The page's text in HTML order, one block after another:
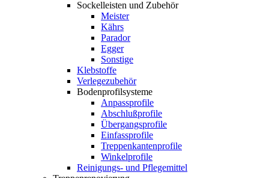
Sockelleisten und Zubehör
Meister
Kährs
Parador
Egger
Sonstige
Klebstoffe
Verlegezubehör
Bodenprofilsysteme
Anpassprofile
Abschlußprofile
Übergangsprofile
Einfassprofile
Treppenkantenprofile
Winkelprofile
Reinigungs- und Pflegemittel